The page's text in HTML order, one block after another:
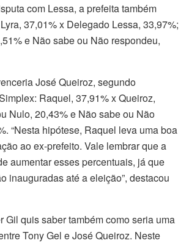
com Lessa, a prefeita também
37,01% x Delegado Lessa, 33,97%;
e Não sabe ou Não respondeu,
José Queiroz, segundo
Raquel, 37,91% x Queiroz,
Nulo, 20,43% e Não sabe ou Não
“Nesta hipótese, Raquel leva uma boa
ao ex-prefeito. Vale lembrar que a
aumentar esses percentuais, já que
inauguradas até a eleição”, destacou
Gil quis saber também como seria uma
Tony Gel e José Queiroz. Neste